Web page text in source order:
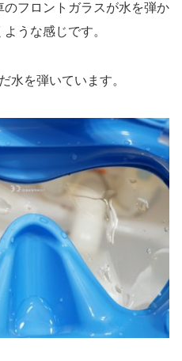
フロントガラスが水を弾か
うな感じです。
水を弾いています。